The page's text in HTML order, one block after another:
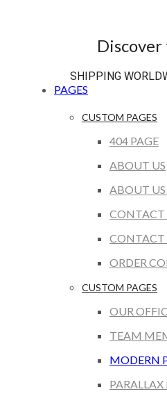
SHIPPING
PAGES
CUSTOM PAGES
404 PAGE
ABOUT US
ABOUT US
CONTACT
CONTACT
ORDER
CUSTOM PAGES
OUR
TEAM
MODERN